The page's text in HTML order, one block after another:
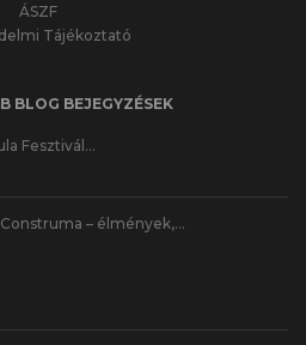
ÁSZF
Tájékoztató
BLOG BEJEGYZÉSEK
Fesztivál…
– élmények,…